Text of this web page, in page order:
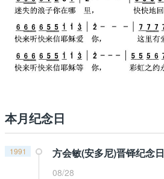
本月纪念日
1991 方会敏(安多尼)晋铎纪念日
08/28